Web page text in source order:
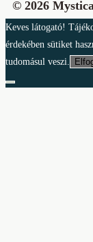
© 2026
Keves látogató!
érdekében sütiket
tudomásul veszi.